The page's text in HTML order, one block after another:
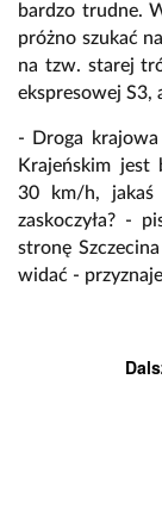
bardzo trudne.
próżno szukać
na tzw. starej
ekspresowej S3,
- Droga
Krajeńskim jest
30 km/h, jakaś
zaskoczyła? -
stronę
widać -